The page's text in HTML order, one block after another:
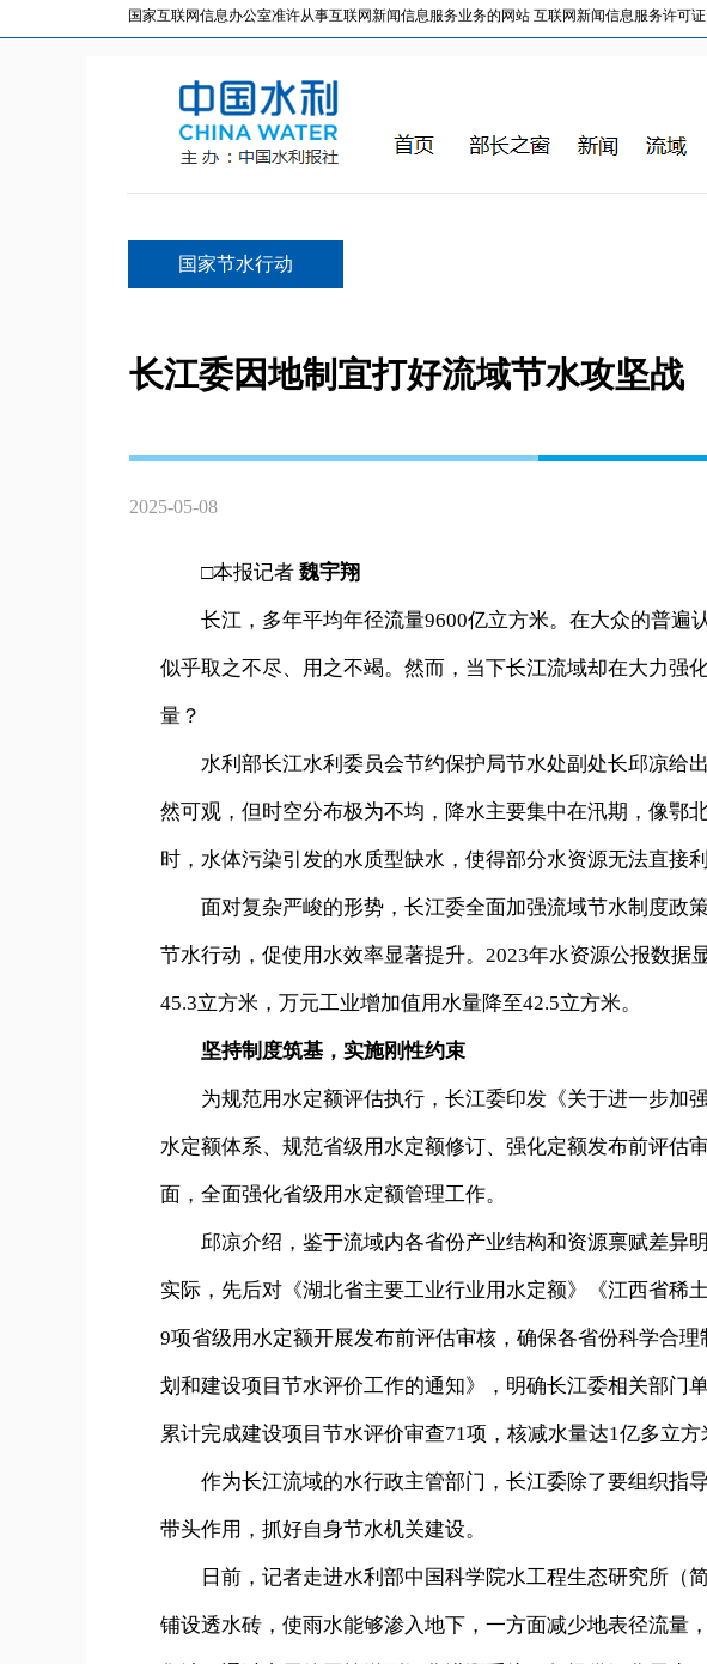
国家互联网信息办公室准许从事互联网新闻信息服务业务的网站 互联网新闻信息服务许可证
国家节水行动
长江委因地制宜打好流域节水攻坚战
2025-05-08
□本报记者 魏宇翔
长江，多年平均年径流量9600亿立方米。在大众的普遍
似乎取之不尽、用之不竭。然而，当下长江流域却在大力强
量？
水利部长江水利委员会节约保护局节水处副处长邱凉给出
然可观，但时空分布极为不均，降水主要集中在汛期，像鄂
时，水体污染引发的水质型缺水，使得部分水资源无法直接
面对复杂严峻的形势，长江委全面加强流域节水制度政
节水行动，促使用水效率显著提升。2023年水资源公报数据
45.3立方米，万元工业增加值用水量降至42.5立方米。
坚持制度筑基，实施刚性约束
为规范用水定额评估执行，长江委印发《关于进一步加
水定额体系、规范省级用水定额修订、强化定额发布前评估
面，全面强化省级用水定额管理工作。
邱凉介绍，鉴于流域内各省份产业结构和资源禀赋差异
实际，先后对《湖北省主要工业行业用水定额》《江西省稀
9项省级用水定额开展发布前评估审核，确保各省份科学合
划和建设项目节水评价工作的通知》，明确长江委相关部门
累计完成建设项目节水评价审查71项，核减水量达1亿多立方
作为长江流域的水行政主管部门，长江委除了要组织指
带头作用，抓好自身节水机关建设。
日前，记者走进水利部中国科学院水工程生态研究所（
铺设透水砖，使雨水能够渗入地下，一方面减少地表径流量